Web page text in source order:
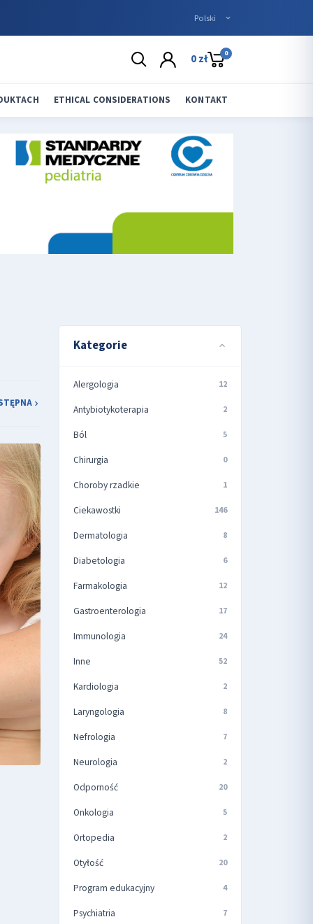
0 zł 0
ETHICAL CONSIDERATIONS KONTAKT
Kategorie
Alergologia 12
Antybiotykoterapia 2
Ból 5
Chirurgia 0
Choroby rzadkie 1
Ciekawostki 146
Dermatologia 8
Diabetologia 6
Farmakologia 12
Gastroenterologia 17
Immunologia 24
Inne 52
Kardiologia 2
Laryngologia 8
Nefrologia 7
Neurologia 2
Odporność 20
Onkologia 5
Ortopedia 2
Otyłość 20
Program edukacyjny 4
Psychiatria 7